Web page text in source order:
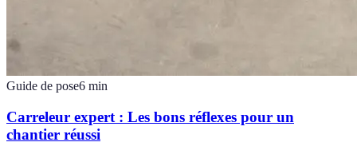
Guide de pose6 min
Carreleur expert : Les bons réflexes pour un
chantier réussi